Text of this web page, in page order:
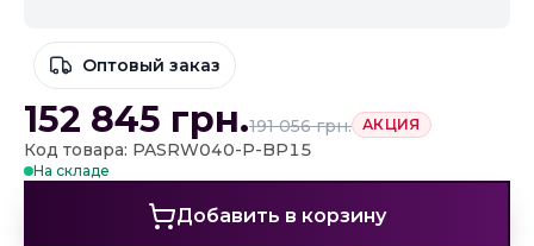
Оптовый заказ
152 845 грн.191 056грн. АКЦИЯ
Код товара: PASRW040-P-BP15
На складе
Добавить в корзину